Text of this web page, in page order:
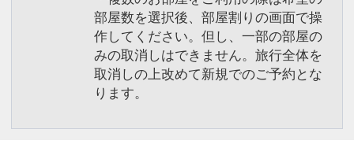
部屋数を選択後、部屋割りの画面で操
作してください。但し、一部の部屋の
みの取消しはできません。旅行全体を
取消しの上改めて新規でのご予約とな
ります。